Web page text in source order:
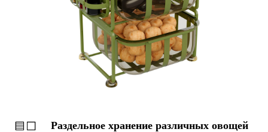
Раздельное хранение различных овощей